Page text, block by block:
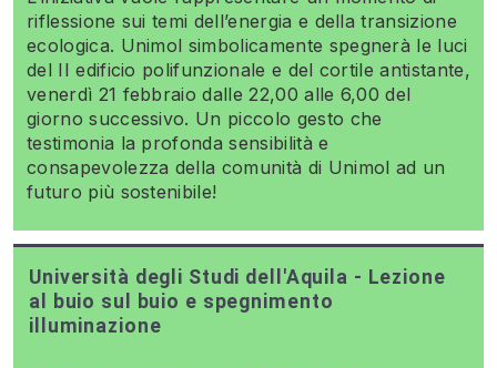
riflessione sui temi dell’energia e della transizione
ecologica. Unimol simbolicamente spegnerà le luci
del II edificio polifunzionale e del cortile antistante,
venerdì 21 febbraio dalle 22,00 alle 6,00 del
giorno successivo. Un piccolo gesto che
testimonia la profonda sensibilità e
consapevolezza della comunità di Unimol ad un
futuro più sostenibile!
Università degli Studi dell'Aquila - Lezione
al buio sul buio e spegnimento
illuminazione